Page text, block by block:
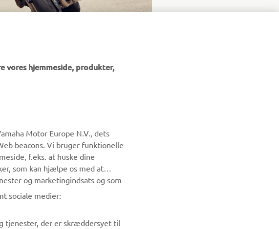
Vær den første til at få besked om de seneste tilbud, særlige
arrangementer, nye udgivelser og meget mere.
vores hjemmeside, produkter,
Motor Europe N.V., dets
beacons. Vi bruger funktionelle
f.eks. at huske dine
som kan hjælpe os med at
og marketingindsats og som
sociale medier:
tjenester, der er skræddersyet til